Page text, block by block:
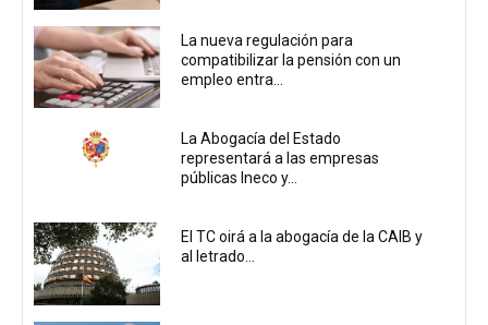
La nueva regulación para
compatibilizar la pensión con un
empleo entra...
La Abogacía del Estado
representará a las empresas
públicas Ineco y...
El TC oirá a la abogacía de la CAIB y
al letrado...